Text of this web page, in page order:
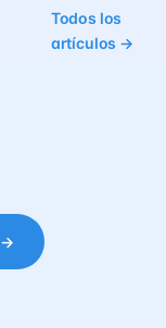
Todos los
artículos →
→